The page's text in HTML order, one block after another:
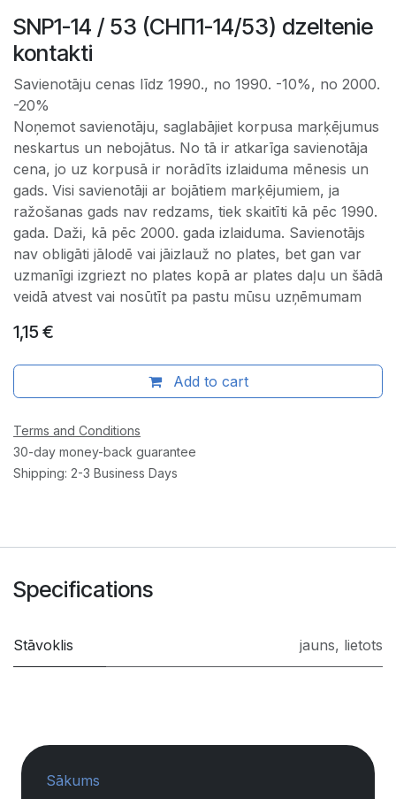
SNP1-14 / 53 (СНП1-14/53) dzeltenie
kontakti
Savienotāju cenas līdz 1990., no 1990. -10%, no 2000.
-20%
Noņemot savienotāju, saglabājiet korpusa marķējumus
neskartus un nebojātus. No tā ir atkarīga savienotāja
cena, jo uz korpusā ir norādīts izlaiduma mēnesis un
gads. Visi savienotāji ar bojātiem marķējumiem, ja
ražošanas gads nav redzams, tiek skaitīti kā pēc 1990.
gada. Daži, kā pēc 2000. gada izlaiduma. Savienotājs
nav obligāti jālodē vai jāizlauž no plates, bet gan var
uzmanīgi izgriezt no plates kopā ar plates daļu un šādā
veidā atvest vai nosūtīt pa pastu mūsu uzņēmumam
1,15 €
Add to cart
Terms and Conditions
30-day money-back guarantee
Shipping: 2-3 Business Days
Specifications
Stāvoklis jauns, lietots
Sākums